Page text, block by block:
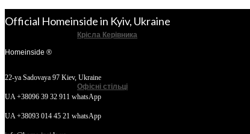
Крісла Керівника
Офісні стільці
Official Homeinside in Kyiv, Ukraine
Homeinside ®
22-ya Sadovaya 97 Kiev, Ukraine
UA +38096 39 32 911 whatsApp
UA +38093 014 45 21 whatsApp